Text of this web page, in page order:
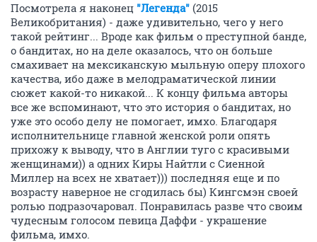
Посмотрела я наконец "Легенда" (2015
Великобритания) - даже удивительно, чего у него
такой рейтинг... Вроде как фильм о преступной банде,
о бандитах, но на деле оказалось, что он больше
смахивает на мексиканскую мыльную оперу плохого
качества, ибо даже в мелодраматической линии
сюжет какой-то никакой... К концу фильма авторы
все же вспоминают, что это история о бандитах, но
уже это особо делу не помогает, имхо. Благодаря
исполнительнице главной женской роли опять
прихожу к выводу, что в Англии туго с красивыми
женщинами)) а одних Киры Найтли с Сиенной
Миллер на всех не хватает))) последняя еще и по
возрасту наверное не сгодилась бы) Кингсмэн своей
ролью подразочаровал. Понравилась разве что своим
чудесным голосом певица Даффи - украшение
фильма, имхо.